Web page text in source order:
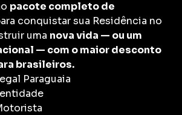
pacote completo de
conquistar sua Residência no
uma nova vida — ou um
— com o maior desconto
brasileiros.
Paraguaia